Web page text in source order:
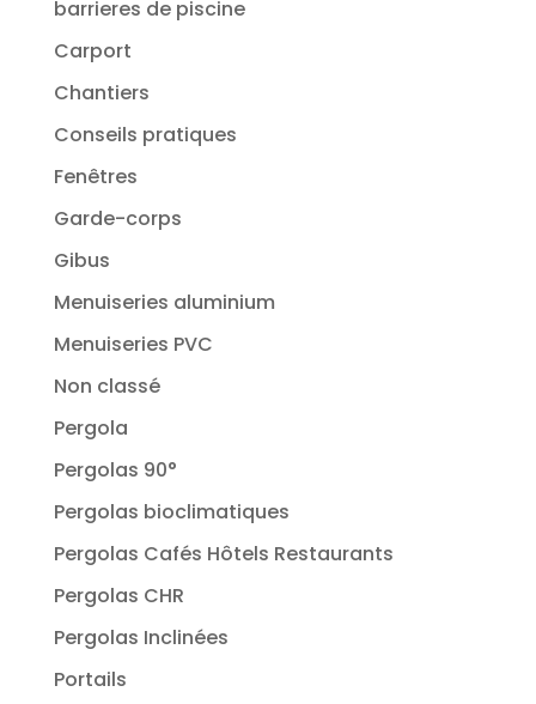
barrieres de piscine
Carport
Chantiers
Conseils pratiques
Fenêtres
Garde-corps
Gibus
Menuiseries aluminium
Menuiseries PVC
Non classé
Pergola
Pergolas 90°
Pergolas bioclimatiques
Pergolas Cafés Hôtels Restaurants
Pergolas CHR
Pergolas Inclinées
Portails